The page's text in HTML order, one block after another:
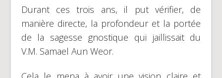
Durant ces trois ans, il put vérifier, de
manière directe, la profondeur et la portée
de la sagesse gnostique qui jaillissait du
V.M. Samael Aun Weor.